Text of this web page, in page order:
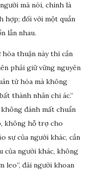
mà nói, chính là
hợp; đối với một quần
lẫn nhau.
hòa thuận này thì cần
phải giữ vững nguyên
tử hòa mà không
thành nhân chi ác.”
đánh mất chuẩn
không hỗ trợ cho
sự của người khác, cần
của người khác, không
leo”, đãi người khoan